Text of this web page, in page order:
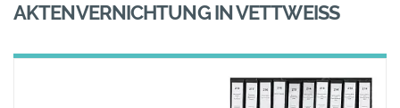
AKTENVERNICHTUNG IN VETTWEISS